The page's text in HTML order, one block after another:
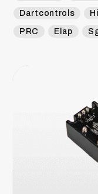
Dartcontrols
PRC Elap